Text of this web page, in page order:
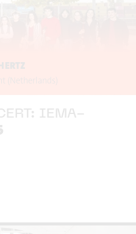
(Netherlands)
IEMA-